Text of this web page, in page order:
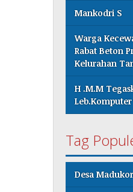
Mankodri S
Warga
Rabat Beton
Kelurahan
H .M.M
Tag
Desa